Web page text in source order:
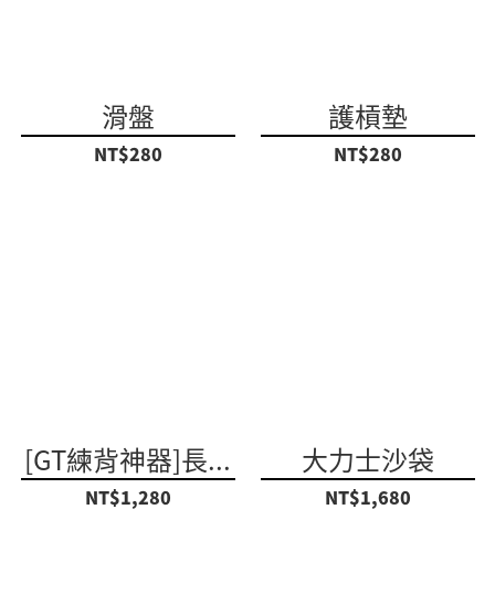
滑盤
NT$280
護槓墊
NT$280
[GT練背神器]長...
NT$1,280
大力士沙袋
NT$1,680